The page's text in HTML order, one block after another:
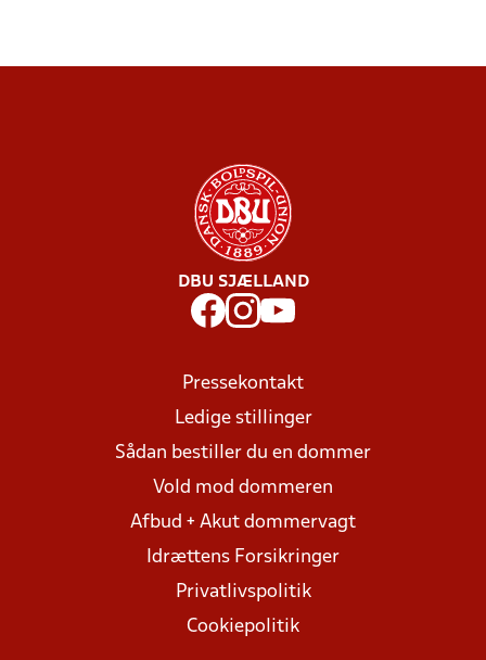
DBU SJÆLLAND
Pressekontakt
Ledige stillinger
Sådan bestiller du en dommer
Vold mod dommeren
Afbud + Akut dommervagt
Idrættens Forsikringer
Privatlivspolitik
Cookiepolitik